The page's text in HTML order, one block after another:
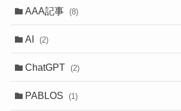
AAA記事 (8)
AI (2)
ChatGPT (2)
PABLOS (1)